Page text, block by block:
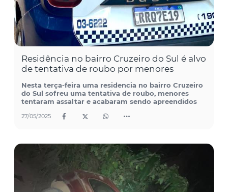
Residência no bairro Cruzeiro do Sul é alvo
de tentativa de roubo por menores
Nesta terça-feira uma residencia no bairro Cruzeiro
do Sul sofreu uma tentativa de roubo, menores
tentaram assaltar e acabaram sendo apreendidos
27/05/2025